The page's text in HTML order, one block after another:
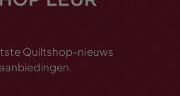
Quiltshop-nieuws